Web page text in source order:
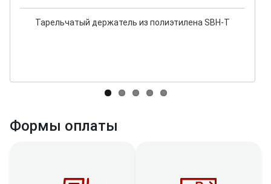
Тарельчатый держатель из полиэтилена SBH-T
Формы оплаты